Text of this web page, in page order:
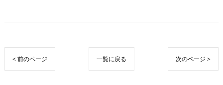
< 前のページ 一覧に戻る 次のページ >